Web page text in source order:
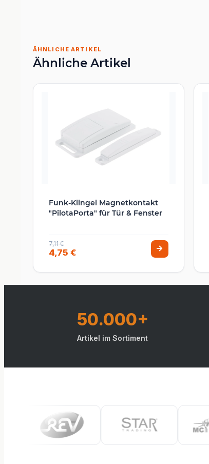
ÄHNLICHE ARTIKEL
Ähnliche Artikel
Funk-Klingel Magnetkontakt
"PilotaPorta" für Tür & Fenster
7,11 €
4,75 €
50.000+
Artikel im Sortiment